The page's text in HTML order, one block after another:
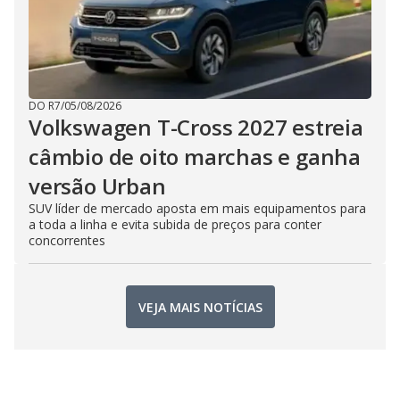
DO R7/05/08/2026
Volkswagen T-Cross 2027 estreia
câmbio de oito marchas e ganha
versão Urban
SUV líder de mercado aposta em mais equipamentos para
a toda a linha e evita subida de preços para conter
concorrentes
VEJA MAIS NOTÍCIAS